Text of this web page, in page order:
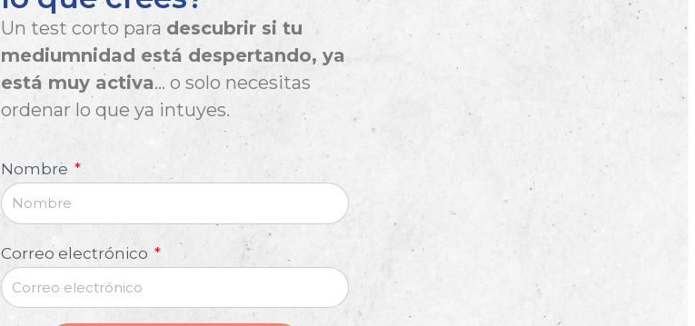
Un test corto para descubrir si tu
mediumnidad está despertando, ya
está muy activa… o solo necesitas
ordenar lo que ya intuyes.
Nombre
Correo electrónico